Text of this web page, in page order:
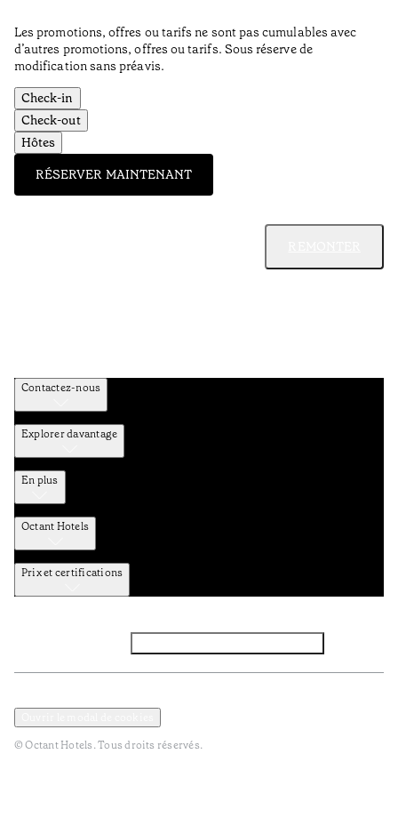
Les promotions, offres ou tarifs ne sont pas cumulables avec
d’autres promotions, offres ou tarifs. Sous réserve de
modification sans préavis.
Check-in
Check-out
Hôtes
RÉSERVER MAINTENANT
Contactez-nous
Explorer davantage
En plus
Octant Hotels
Prix et certifications
© Octant Hotels. Tous droits réservés.